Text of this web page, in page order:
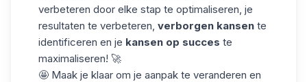
verbeteren door elke stap te optimaliseren, je
resultaten te verbeteren, verborgen kansen te
identificeren en je kansen op succes te
maximaliseren! 🚀
🤩 Maak je klaar om je aanpak te veranderen en